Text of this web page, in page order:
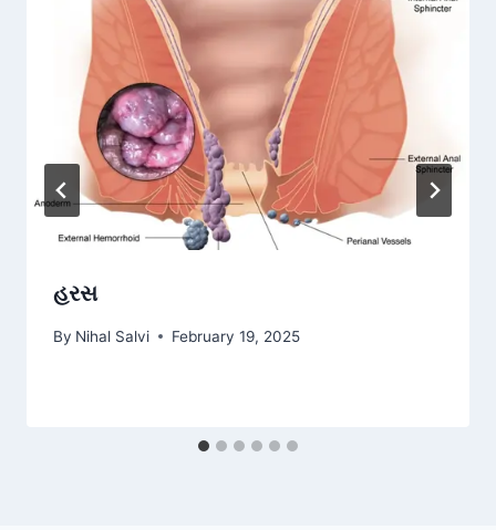
હરસ
By Nihal Salvi February 19, 2025